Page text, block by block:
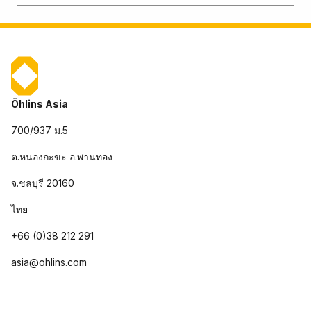
Öhlins Asia
700/937 ม.5
ต.หนองกะขะ อ.พานทอง
จ.ชลบุรี 20160
ไทย
+66 (0)38 212 291
asia@ohlins.com